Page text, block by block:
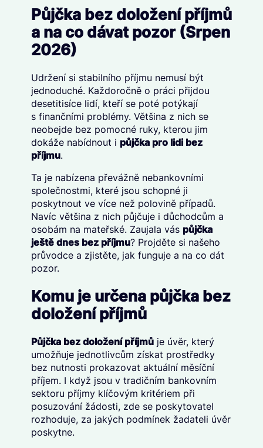
Půjčka bez doložení příjmů
a na co dávat pozor (Srpen
2026)
Udržení si stabilního příjmu nemusí být
jednoduché. Každoročně o práci přijdou
desetitisíce lidí, kteří se poté potýkají
s finančními problémy. Většina z nich se
neobejde bez pomocné ruky, kterou jim
dokáže nabídnout i půjčka pro lidi bez
příjmu.
Ta je nabízena převážně nebankovními
společnostmi, které jsou schopné ji
poskytnout ve více než polovině případů.
Navíc většina z nich půjčuje i důchodcům a
osobám na mateřské. Zaujala vás půjčka
ještě dnes bez příjmu? Projděte si našeho
průvodce a zjistěte, jak funguje a na co dát
pozor.
Komu je určena půjčka bez
doložení příjmů
Půjčka bez doložení příjmůje úvěr, který
umožňuje jednotlivcům získat prostředky
bez nutnosti prokazovat aktuální měsíční
příjem. I když jsou v tradičním bankovním
sektoru příjmy klíčovým kritériem při
posuzování žádosti, zde se poskytovatel
rozhoduje, za jakých podmínek žadateli úvěr
poskytne.